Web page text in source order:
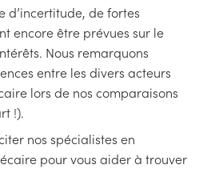
d’incertitude, de fortes
encore être prévues sur le
Nous remarquons
entre les divers acteurs
lors de nos comparaisons
!).
nos spécialistes en
pour vous aider à trouver